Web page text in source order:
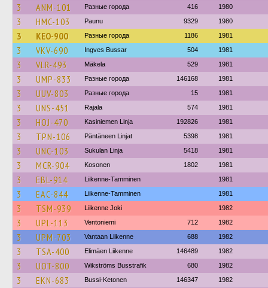
3 ANM-101 Разные города 416 1980
3 HMC-103 Paunu 9329 1980
3 KEO-900 Разные города 1186 1981
3 VKV-690 Ingves Bussar 504 1981
3 VLR-493 Mäkela 529 1981
3 UMP-833 Разные города 146168 1981
3 UUV-803 Разные города 15 1981
3 UNS-451 Rajala 574 1981
3 HOJ-470 Kasiniemen Linja 192826 1981
3 TPN-106 Päntäneen Linjat 5398 1981
3 UNC-103 Sukulan Linja 5418 1981
3 MCR-904 Kosonen 1802 1981
3 EBL-914 Liikenne-Tamminen 1981
3 EAC-844 Liikenne-Tamminen 1981
3 TSM-939 Liikenne Joki 1982
3 UPL-113 Ventoniemi 712 1982
3 UPM-703 Vantaan Liikenne 688 1982
3 TSA-400 Elimäen Liikenne 146489 1982
3 UOT-800 Wikströms Busstrafik 680 1982
3 EKN-683 Bussi-Ketonen 146347 1982